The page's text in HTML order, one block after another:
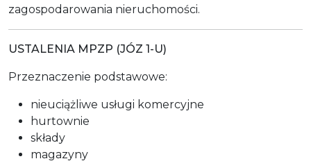
zagospodarowania nieruchomości.
USTALENIA MPZP (JÓZ 1-U)
Przeznaczenie podstawowe:
nieuciążliwe usługi komercyjne
hurtownie
składy
magazyny